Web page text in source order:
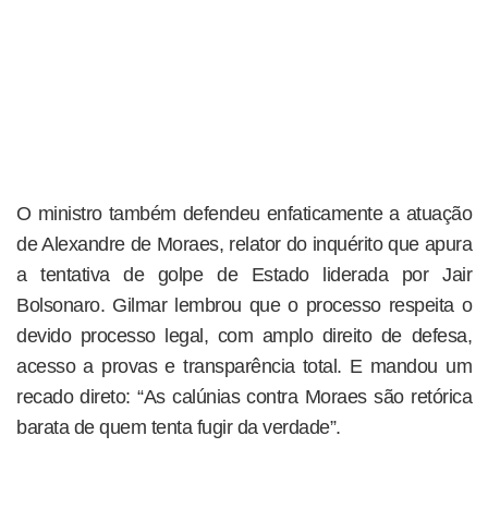
O ministro também defendeu enfaticamente a atuação
de Alexandre de Moraes, relator do inquérito que apura
a tentativa de golpe de Estado liderada por Jair
Bolsonaro. Gilmar lembrou que o processo respeita o
devido processo legal, com amplo direito de defesa,
acesso a provas e transparência total. E mandou um
recado direto: “As calúnias contra Moraes são retórica
barata de quem tenta fugir da verdade”.